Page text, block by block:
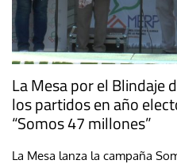
La Mesa por el Blindaje
los partidos en año
“Somos 47 millones”
La Mesa lanza la campaña